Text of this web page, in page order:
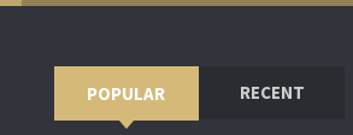
POPULAR RECENT